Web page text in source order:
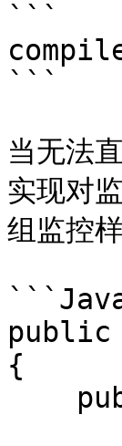
```
```
当无法
实现对
组监控
public
{